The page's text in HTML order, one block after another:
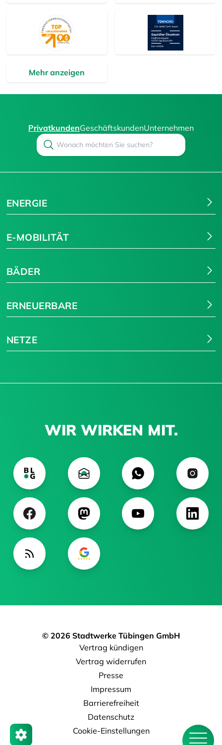
Mehr anzeigen
PrivatkundenGeschäftskundenUnternehmen
Search
ENERGIE
E-MOBILITÄT
BÄDER
ERNEUERBARE
NETZE
WIR WIRKEN MIT.
© 2026 Stadtwerke Tübingen GmbH
Vertrag kündigen
Vertrag widerrufen
Presse
Impressum
Barrierefreiheit
Datenschutz
Cookie-Einstellungen